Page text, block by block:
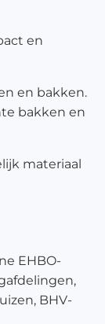
en
en bakken.
bakken en
materiaal
EHBO-
BHV-